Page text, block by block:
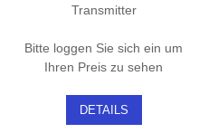
Transmitter
Bitte loggen Sie sich ein um
Ihren Preis zu sehen
DETAILS